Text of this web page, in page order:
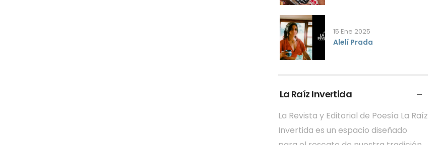
15 Ene 2025
Alelí Prada
La Raíz Invertida
La Revista y Editorial de Poesía La Raíz
Invertida es un espacio diseñado